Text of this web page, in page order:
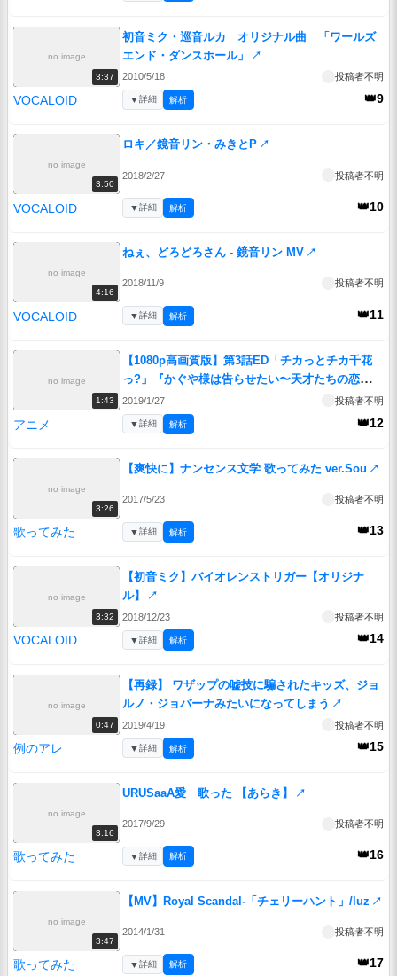
no image
3:37
初音ミク・巡音ルカ オリジナル曲 「ワールズ
エンド・ダンスホール」
↗
2010/5/18 投稿者不明
VOCALOID 👑9
▼詳細 解析
no image
3:50
ロキ／鏡音リン・みきとP ↗
2018/2/27 投稿者不明
VOCALOID 👑10
▼詳細 解析
no image
4:16
ねぇ、どろどろさん - 鏡音リン MV ↗
2018/11/9 投稿者不明
VOCALOID 👑11
▼詳細 解析
no image
1:43
【1080p高画質版】第3話ED「チカっとチカ千花
っ?」『かぐや様は告らせたい〜天才たちの恋愛頭
脳戦〜』
2019/1/27 投稿者不明
アニメ 👑12
▼詳細 解析
no image
3:26
【爽快に】ナンセンス文学 歌ってみた ver.Sou ↗
2017/5/23 投稿者不明
歌ってみた 👑13
▼詳細 解析
no image
3:32
【初音ミク】バイオレンストリガー【オリジナ
ル】
↗
2018/12/23 投稿者不明
VOCALOID 👑14
▼詳細 解析
no image
0:47
【再録】 ワザップの嘘技に騙されたキッズ、ジョ
ルノ・ジョバーナみたいになってしまう ↗
2019/4/19 投稿者不明
例のアレ 👑15
▼詳細 解析
no image
3:16
URUSaaA愛 歌った 【あらき】 ↗
2017/9/29 投稿者不明
歌ってみた 👑16
▼詳細 解析
no image
3:47
【MV】Royal Scandal-「チェリーハント」/luz ↗
2014/1/31 投稿者不明
歌ってみた 👑17
▼詳細 解析